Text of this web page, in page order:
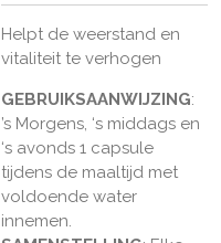
Helpt de weerstand en
vitaliteit te verhogen
GEBRUIKSAANWIJZING:
’s Morgens, ‘s middags en
‘s avonds 1 capsule
tijdens de maaltijd met
voldoende water
innemen.